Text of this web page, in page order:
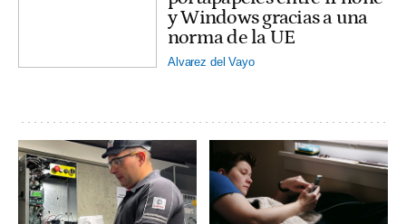
y Windows gracias a una
norma de la UE
Alvarez del Vayo